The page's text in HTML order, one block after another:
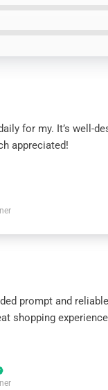
for my. It’s well-
appreciated!
prompt and
shopping